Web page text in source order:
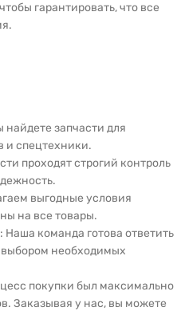
гарантировать, что все
найдете запчасти для
и спецтехники.
проходят строгий контроль
выгодные условия
на все товары.
: Наша команда готова ответить
необходимых
покупки был максимально
Заказывая у нас, вы можете